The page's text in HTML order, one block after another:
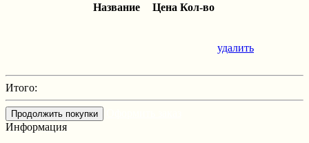
Название
Цена Кол-во
удалить
Итого:
Продолжить покупки
Информация